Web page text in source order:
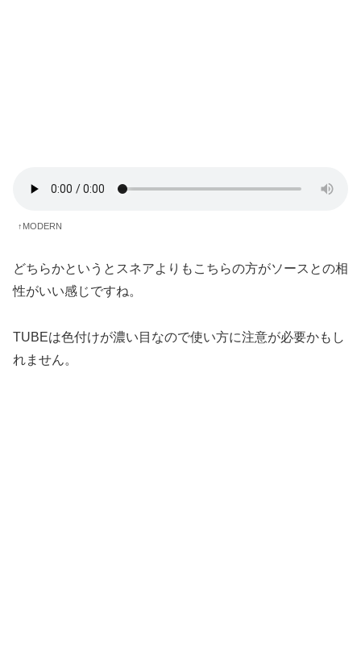
↑MODERN
どちらかというとスネアよりもこちらの方がソースとの相
性がいい感じですね。
TUBEは色付けが濃い目なので使い方に注意が必要かもし
れません。